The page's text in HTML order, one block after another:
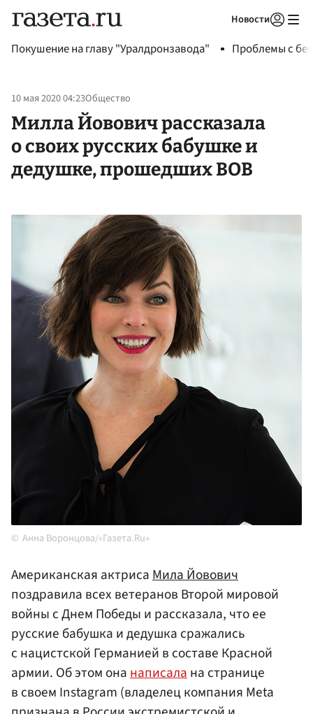
Новости
Покушение на главу "Уралдронзавода" Проблемы с
10 мая 2020 04:23Общество
Милла Йовович рассказала
о своих русских бабушке и
дедушке, прошедших ВОВ
Анна Воронцова/«Газета.Ru»
Американская актрисаМила Йовович
поздравила всех ветеранов Второй мировой
войны с Днем Победы и рассказала, что ее
русские бабушка и дедушка сражались
с нацистской Германией в составе Красной
армии. Об этом онанаписалана странице
в своем Instagram (владелец компания Meta